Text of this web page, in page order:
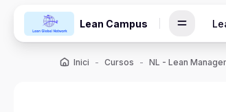
Lean Campus
Inici Cursos NL - Lean